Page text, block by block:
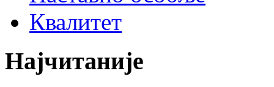
Квалитет
Најчитаније